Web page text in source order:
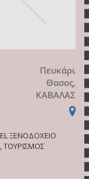
Πευκάρι
Θασος,
ΚΑΒΑΛΑΣ
ΞΕΝΟΔΟΧΕΙΟ
ΤΟΥΡΙΣΜΟΣ